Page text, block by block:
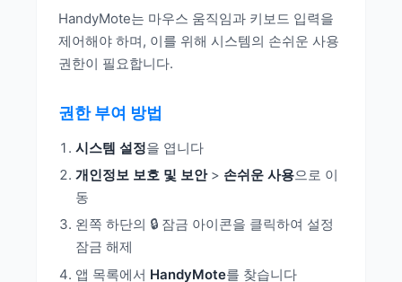
HandyMote는 마우스 움직임과 키보드 입력을
제어해야 하며, 이를 위해 시스템의 손쉬운 사용
권한이 필요합니다.
권한 부여 방법
시스템 설정을 엽니다
개인정보 보호 및 보안> 손쉬운 사용으로 이
동
왼쪽 하단의 🔒 잠금 아이콘을 클릭하여 설정
잠금 해제
앱 목록에서 HandyMote를 찾습니다